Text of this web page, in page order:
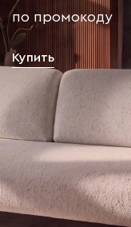
по промокоду
Купить